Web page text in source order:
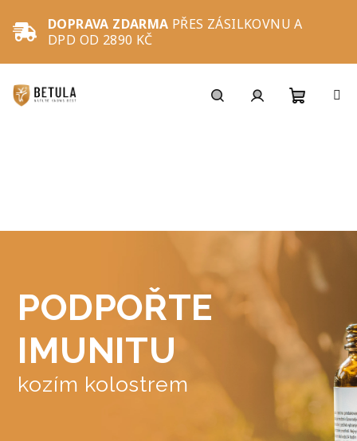
obsah
DOPRAVA ZDARMA PŘES ZÁSILKOVNU A
DPD OD 2890 KČ
PODPOŘTE
IMUNITU
kozím kolostrem